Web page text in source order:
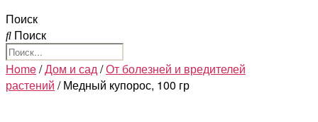
Поиск
Поиск
Home/Дом и сад/От болезней и вредителей
растений / Медный купорос, 100 гр